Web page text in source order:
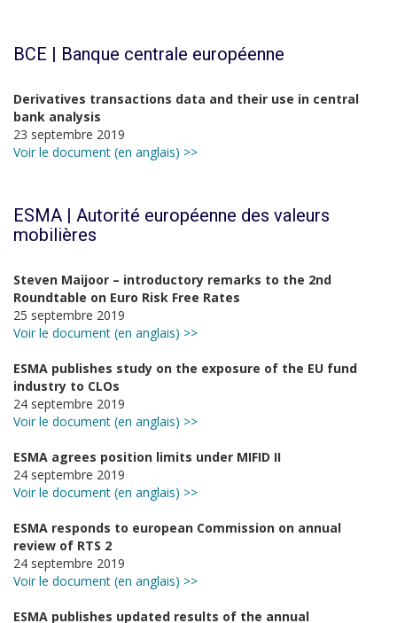
BCE | Banque centrale européenne
Derivatives transactions data and their use in central
bank analysis
23 septembre 2019
Voir le document (en anglais) >>
ESMA | Autorité européenne des valeurs
mobilières
Steven Maijoor – introductory remarks to the 2nd
Roundtable on Euro Risk Free Rates
25 septembre 2019
Voir le document (en anglais) >>
ESMA publishes study on the exposure of the EU fund
industry to CLOs
24 septembre 2019
Voir le document (en anglais) >>
ESMA agrees position limits under MIFID II
24 septembre 2019
Voir le document (en anglais) >>
ESMA responds to european Commission on annual
review of RTS 2
24 septembre 2019
Voir le document (en anglais) >>
ESMA publishes updated results of the annual